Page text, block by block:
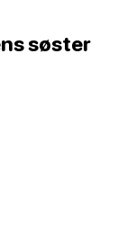
søster